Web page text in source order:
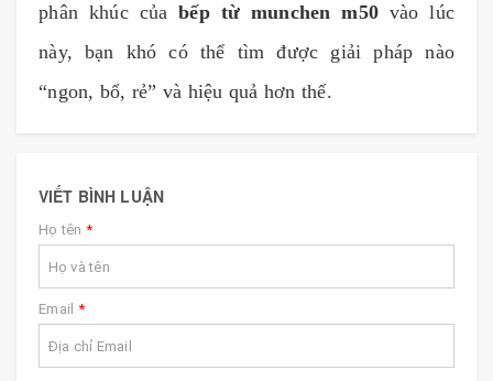
phân khúc của bếp từ munchen m50 vào lúc
này, bạn khó có thể tìm được giải pháp nào
“ngon, bổ, rẻ” và hiệu quả hơn thế.
VIẾT BÌNH LUẬN
Họ tên *
Email *